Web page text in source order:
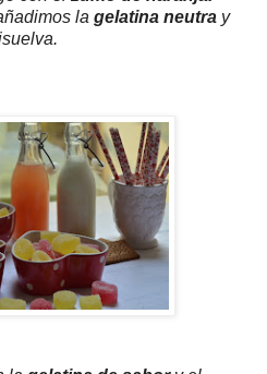
la gelatina neutra y